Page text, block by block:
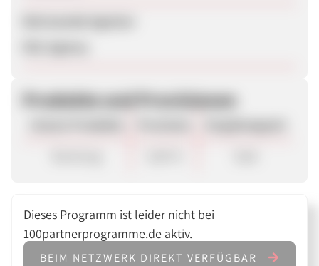
Produkte und Provisionen
Dieses Programm ist leider nicht bei
100partnerprogramme.de aktiv.
BEIM NETZWERK DIREKT VERFÜGBAR